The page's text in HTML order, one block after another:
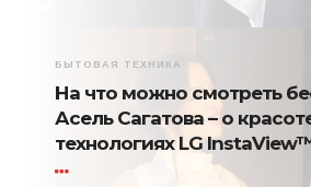
БЫТОВАЯ ТЕХНИКА
На что можно смотреть
Асель Сагатова – о
технологиях LG